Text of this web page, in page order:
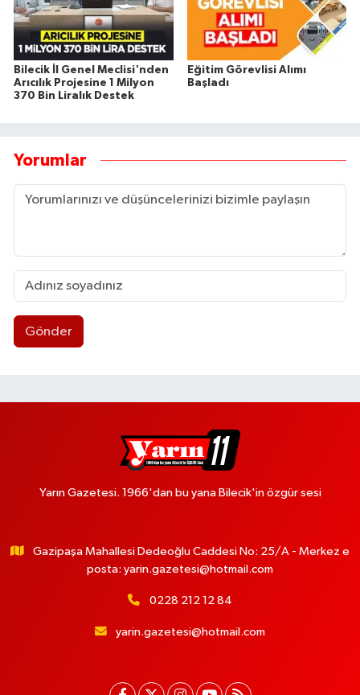
Bilecik İl Genel Meclisi'nden
Arıcılık Projesine 1 Milyon
370 Bin Liralık Destek
Eğitim Görevlisi Alımı
Başladı
Yorumlar
Gönder
Yarın Gazetesi. 1966'dan bu yana Bilecik'in özgür sesi
Gazipaşa Mahallesi Dedeoğlu Caddesi No: 25/A - Merkez e
posta: yarin.gazetesi@hotmail.com
0228 212 12 84
yarin.gazetesi@hotmail.com